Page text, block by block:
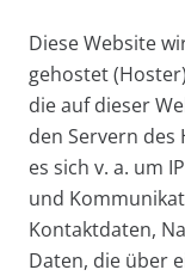
Diese Website
gehostet
die auf dieser
den Servern
es sich v. a. um
und
Kontaktdaten,
Daten, die über